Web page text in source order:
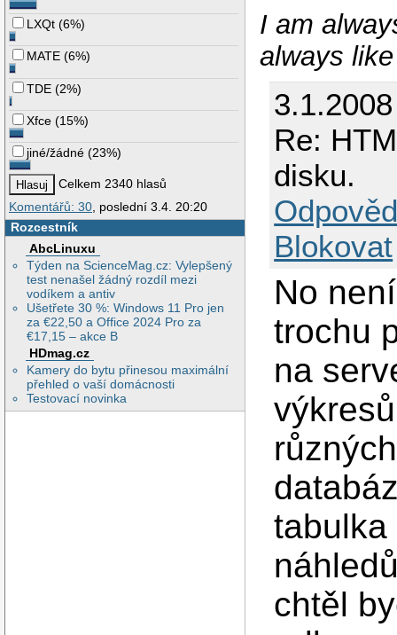
LXQt (6%)
MATE (6%)
TDE (2%)
Xfce (15%)
jiné/žádné (23%)
Celkem 2340 hlasů
Komentářů: 30 , poslední 3.4. 20:20
Rozcestník
AbcLinuxu
Týden na ScienceMag.cz: Vylepšený
test nenašel žádný rozdíl mezi
vodíkem a antiv
Ušetřete 30 %: Windows 11 Pro jen
za €22,50 a Office 2024 Pro za
€17,15 – akce B
HDmag.cz
Kamery do bytu přinesou maximální
přehled o vaší domácnosti
Testovací novinka
I am
always
Re:
disku.
Blokovat
No
trochu
na
chtěl